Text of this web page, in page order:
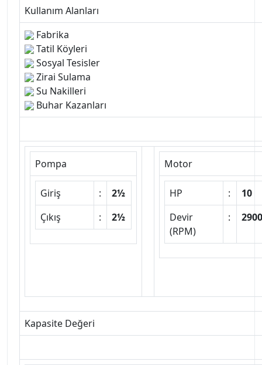
Kullanım Alanları
Fabrika
Tatil Köyleri
Sosyal Tesisler
Zirai Sulama
Su Nakilleri
Buhar Kazanları
Pompa
Giriş :
2½
Çıkış
: 2½
Motor
HP :
10
Devir
(RPM)
: 2900
Kapasite Değeri